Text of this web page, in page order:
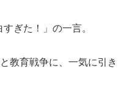
ぎた！」の一言。
教育戦争に、一気に引き